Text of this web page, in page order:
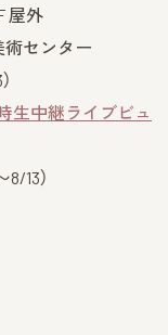
屋外
センター
生中継ライブビュ
13）